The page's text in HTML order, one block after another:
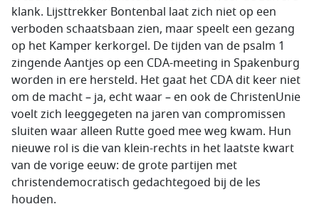
klank. Lijsttrekker Bontenbal laat zich niet op een
verboden schaatsbaan zien, maar speelt een gezang
op het Kamper kerkorgel. De tijden van de psalm 1
zingende Aantjes op een CDA-meeting in Spakenburg
worden in ere hersteld. Het gaat het CDA dit keer niet
om de macht – ja, echt waar – en ook de ChristenUnie
voelt zich leeggegeten na jaren van compromissen
sluiten waar alleen Rutte goed mee weg kwam. Hun
nieuwe rol is die van klein-rechts in het laatste kwart
van de vorige eeuw: de grote partijen met
christendemocratisch gedachtegoed bij de les
houden.